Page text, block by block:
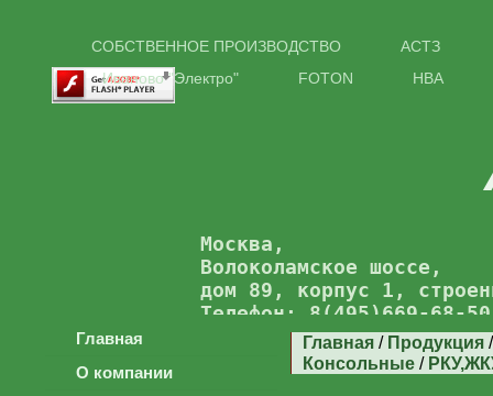
СОБСТВЕННОЕ ПРОИЗВОДСТВО
АСТЗ
Иваново "Электро"
FOTON НВА
Москва,
Волоколамское шоссе,
дом 89, корпус 1,
Телефон: 8(495)669-68-50
Главная
О компании
Главная/ Продукция
Консольные/